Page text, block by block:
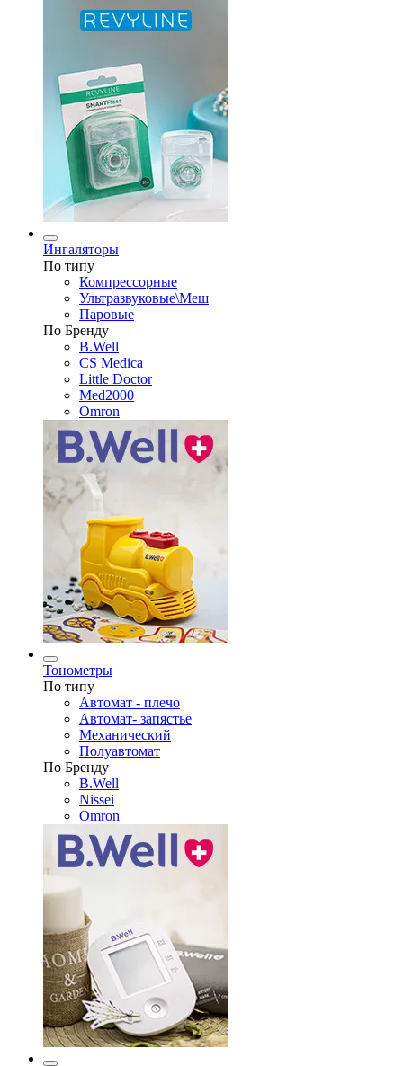
Ингаляторы
По типу
Компрессорные
Ультразвуковые\Меш
Паровые
По Бренду
B.Well
CS Medica
Little Doctor
Med2000
Omron
Тонометры
По типу
Автомат - плечо
Автомат- запястье
Механический
Полуавтомат
По Бренду
B.Well
Nissei
Omron